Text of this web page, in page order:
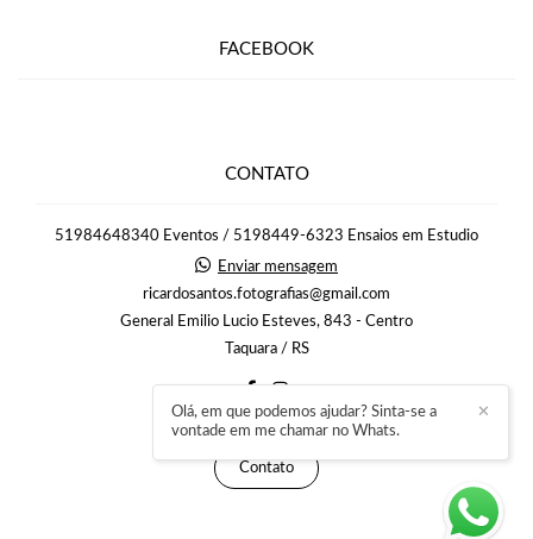
FACEBOOK
CONTATO
51984648340 Eventos / 5198449-6323 Ensaios em Estudio
Enviar mensagem
ricardosantos.fotografias@gmail.com
General Emilio Lucio Esteves, 843 - Centro
Taquara / RS
Contato
✕
Olá, em que podemos ajudar? Sinta-se a
vontade em me chamar no Whats.